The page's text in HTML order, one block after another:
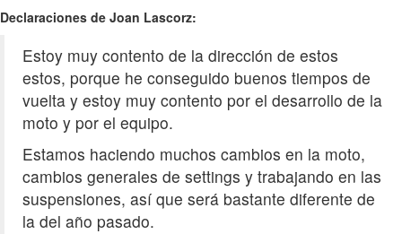
Declaraciones de Joan Lascorz:
Estoy muy contento de la dirección de estos
estos, porque he conseguido buenos tiempos de
vuelta y estoy muy contento por el desarrollo de la
moto y por el equipo.
Estamos haciendo muchos cambios en la moto,
cambios generales de settings y trabajando en las
suspensiones, así que será bastante diferente de
la del año pasado.